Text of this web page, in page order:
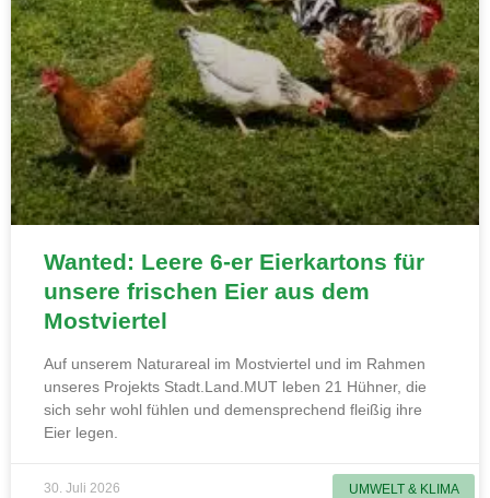
UMWELT & KLIMA
Wanted: Leere 6-er Eierkartons für
unsere frischen Eier aus dem
Mostviertel
Auf unserem Naturareal im Mostviertel und im Rahmen
unseres Projekts Stadt.Land.MUT leben 21 Hühner, die
sich sehr wohl fühlen und demensprechend fleißig ihre
Eier legen.
30. Juli 2026